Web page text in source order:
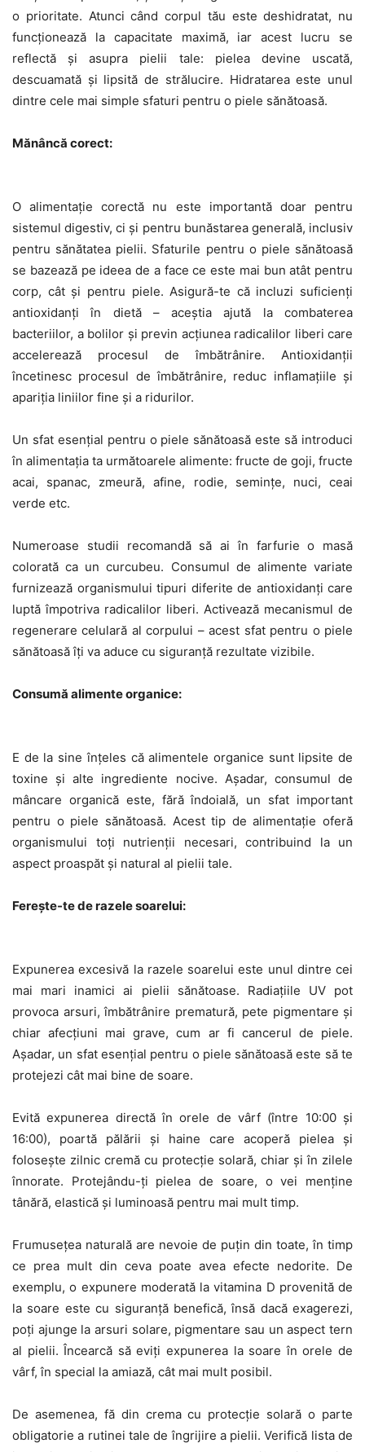
o prioritate. Atunci când corpul tău este deshidratat, nu
funcționează la capacitate maximă, iar acest lucru se
reflectă și asupra pielii tale: pielea devine uscată,
descuamată și lipsită de strălucire. Hidratarea este unul
dintre cele mai simple sfaturi pentru o piele sănătoasă.
Mănâncă corect:
O alimentație corectă nu este importantă doar pentru
sistemul digestiv, ci și pentru bunăstarea generală, inclusiv
pentru sănătatea pielii. Sfaturile pentru o piele sănătoasă
se bazează pe ideea de a face ce este mai bun atât pentru
corp, cât și pentru piele. Asigură-te că incluzi suficienți
antioxidanți în dietă – aceștia ajută la combaterea
bacteriilor, a bolilor și previn acțiunea radicalilor liberi care
accelerează procesul de îmbătrânire. Antioxidanții
încetinesc procesul de îmbătrânire, reduc inflamațiile și
apariția liniilor fine și a ridurilor.
Un sfat esențial pentru o piele sănătoasă este să introduci
în alimentația ta următoarele alimente: fructe de goji, fructe
acai, spanac, zmeură, afine, rodie, semințe, nuci, ceai
verde etc.
Numeroase studii recomandă să ai în farfurie o masă
colorată ca un curcubeu. Consumul de alimente variate
furnizează organismului tipuri diferite de antioxidanți care
luptă împotriva radicalilor liberi. Activează mecanismul de
regenerare celulară al corpului – acest sfat pentru o piele
sănătoasă îți va aduce cu siguranță rezultate vizibile.
Consumă alimente organice:
E de la sine înțeles că alimentele organice sunt lipsite de
toxine și alte ingrediente nocive. Așadar, consumul de
mâncare organică este, fără îndoială, un sfat important
pentru o piele sănătoasă. Acest tip de alimentație oferă
organismului toți nutrienții necesari, contribuind la un
aspect proaspăt și natural al pielii tale.
Ferește-te de razele soarelui:
Expunerea excesivă la razele soarelui este unul dintre cei
mai mari inamici ai pielii sănătoase. Radiațiile UV pot
provoca arsuri, îmbătrânire prematură, pete pigmentare și
chiar afecțiuni mai grave, cum ar fi cancerul de piele.
Așadar, un sfat esențial pentru o piele sănătoasă este să te
protejezi cât mai bine de soare.
Evită expunerea directă în orele de vârf (între 10:00 și
16:00), poartă pălării și haine care acoperă pielea și
folosește zilnic cremă cu protecție solară, chiar și în zilele
înnorate. Protejându-ți pielea de soare, o vei menține
tânără, elastică și luminoasă pentru mai mult timp.
Frumusețea naturală are nevoie de puțin din toate, în timp
ce prea mult din ceva poate avea efecte nedorite. De
exemplu, o expunere moderată la vitamina D provenită de
la soare este cu siguranță benefică, însă dacă exagerezi,
poți ajunge la arsuri solare, pigmentare sau un aspect tern
al pielii. Încearcă să eviți expunerea la soare în orele de
vârf, în special la amiază, cât mai mult posibil.
De asemenea, fă din crema cu protecție solară o parte
obligatorie a rutinei tale de îngrijire a pielii. Verifică lista de